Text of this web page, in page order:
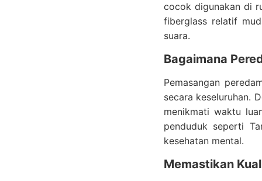
cocok digunakan di
fiberglass relatif
suara.
Bagaimana
Pemasangan
secara keseluruhan.
menikmati waktu
penduduk seperti
kesehatan mental.
Memastikan